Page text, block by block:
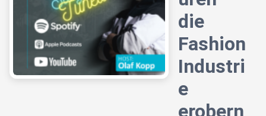
die
Fashion
Industri
e
erobern